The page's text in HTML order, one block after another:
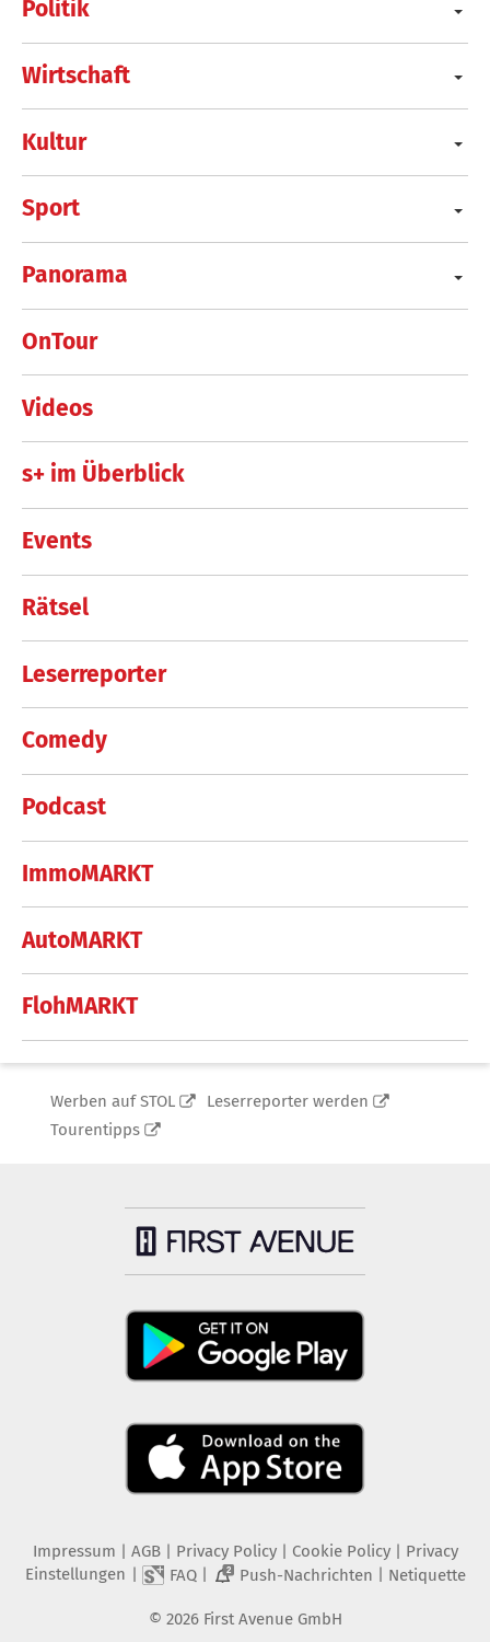
Politik
Wirtschaft
Kultur
Sport
Panorama
OnTour
Videos
s+ im Überblick
Events
Rätsel
Leserreporter
Comedy
Podcast
ImmoMARKT
AutoMARKT
FlohMARKT
Werben auf STOL
Leserreporter werden
Tourentipps
Impressum | AGB | Privacy Policy| Cookie Policy| Privacy
Einstellungen | FAQ| 2 Push-Nachrichten | Netiquette
© 2026 First Avenue GmbH